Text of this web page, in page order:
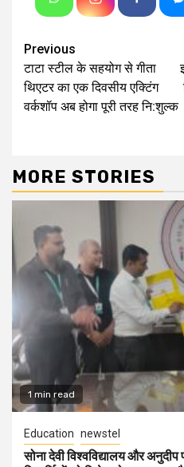
Continue
Reading
Previous
टाटा स्टील के सहयोग से गीता
थिएटर का एक दिवसीय एक्टिंग
वर्कशॉप अब होगा पूरी तरह नि:शुल्क
MORE STORIES
1 min read
Education newstel
सोना देवी विश्वविद्यालय और